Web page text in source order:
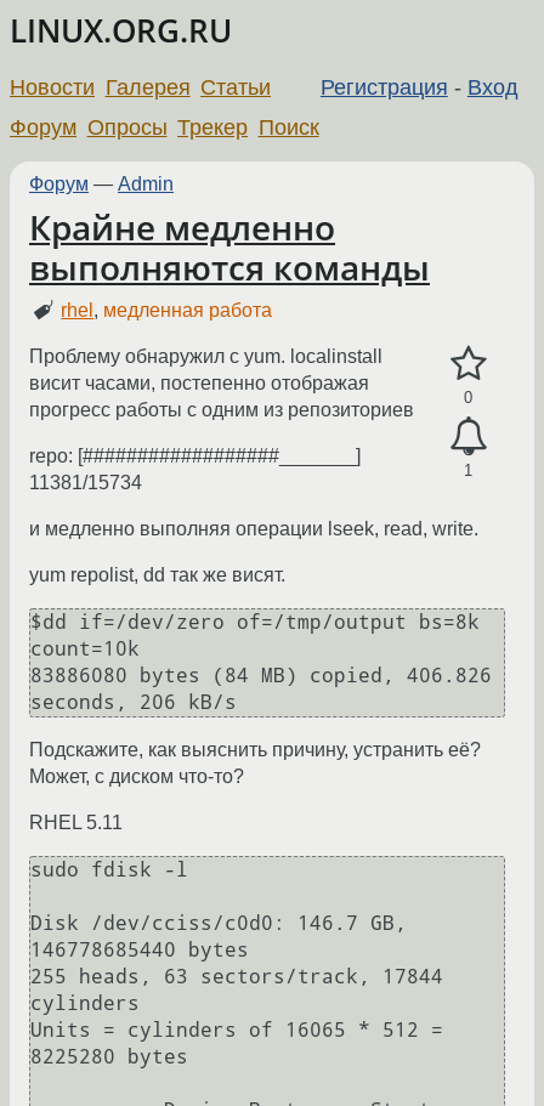
LINUX.ORG.RU
Регистрация - Вход
Новости Галерея Статьи
Форум Опросы Трекер Поиск
Форум — Admin
Крайне медленно
выполняются команды
rhel , медленная работа
0
1
Проблему обнаружил с yum. localinstall
висит часами, постепенно отображая
прогресс работы с одним из репозиториев
repo: [##################_______]
11381/15734
и медленно выполняя операции lseek, read, write.
yum repolist, dd так же висят.
$dd if=/dev/zero of=/tmp/output bs=8k
count=10k
83886080 bytes (84 MB) copied, 406.826
Подскажите, как выяснить причину, устранить её?
Может, с диском что-то?
RHEL 5.11
sudo fdisk -l
Disk /dev/cciss/c0d0: 146.7 GB,
146778685440 bytes
255 heads, 63 sectors/track, 17844
cylinders
Units = cylinders of 16065 * 512 =
8225280 bytes